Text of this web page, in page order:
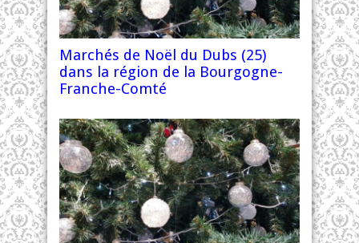
Marchés de Noël du Dubs (25)
dans la région de la Bourgogne-
Franche-Comté